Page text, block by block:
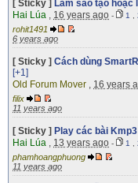
[ Sticky ] Làm sao tạo
Hai Lúa , 16 years ago - 1
rohit1491
6 years ago
[ Sticky ] Cách dùng
[+1]
Old Forum Mover , 16 years
filix
11 years ago
[ Sticky ] Play các bài Kmp3
Hai Lúa , 13 years ago - 1
phamhoangphuong
11 years ago